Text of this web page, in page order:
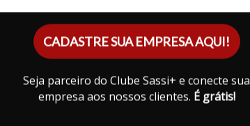
CADASTRE SUA EMPRESA AQUI!
Seja parceiro do Clube Sassi+ e conecte sua
empresa aos nossos clientes. É grátis!